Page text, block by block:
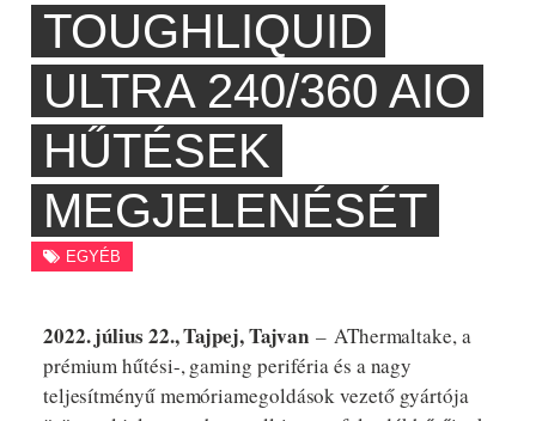
TOUGHLIQUID
ULTRA 240/360 AIO
HŰTÉSEK
MEGJELENÉSÉT
EGYÉB
2022. július 22., Tajpej, Tajvan – AThermaltake, a
prémium hűtési-, gaming periféria és a nagy
teljesítményű memóriamegoldások vezető gyártója